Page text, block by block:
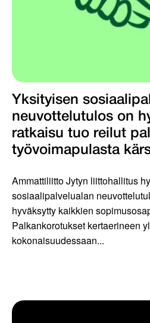
Yksityisen
neuvottelutulos on
ratkaisu tuo reilut
työvoimapulasta
Ammattiliitto Jytyn liittohallitus
sosiaalipalvelualan
hyväksytty kaikkien
Palkankorotukset kertaerineen
kokonaisuudessaan...